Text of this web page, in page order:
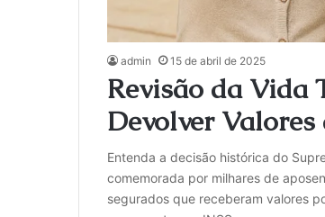
admin 15 de abril de 2025
Revisão da Vida
Devolver Valores
Entenda a decisão histórica do
comemorada por milhares de
segurados que receberam valores